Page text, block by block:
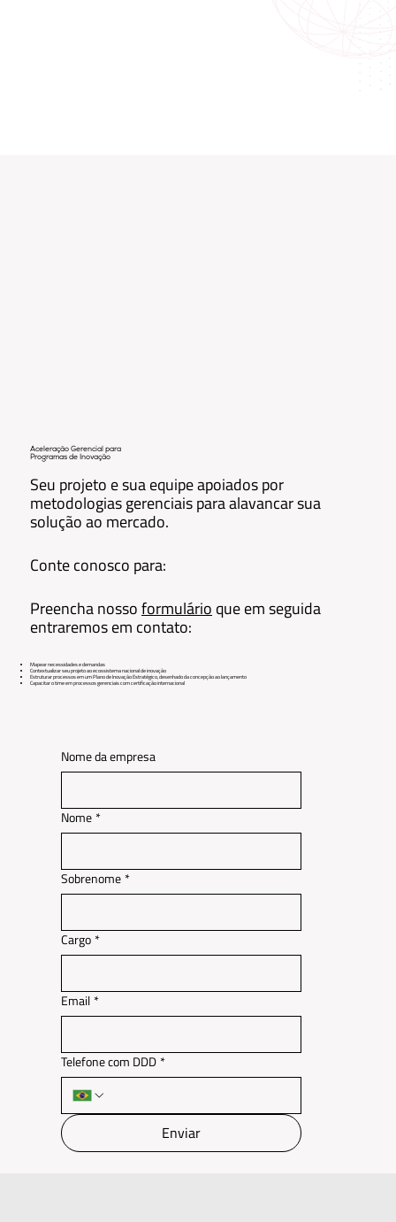
Aceleração Gerencial para
Programas de Inovação
Seu projeto e sua equipe apoiados por
metodologias gerenciais para alavancar sua
solução ao mercado.
Conte conosco para:
Mapear necessidades e demandas
Contextualizar seu projeto ao ecossistema nacional de inovação
​Estruturar processos em um Plano de Inovação Estratégico, desenhado da concepção ao lançamento
​Capacitar o time em processos gerenciais com certificação internacional​
Preencha nossoformulário que em seguida
entraremos em contato:
Nome da empresa
Nome *
Sobrenome *
Cargo *
Email *
Telefone com DDD *
Enviar